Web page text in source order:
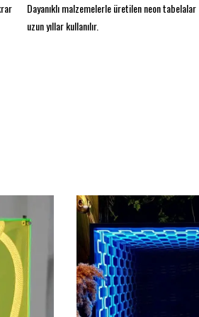
İnek - Neon Tabela
24 x 14.5 in (60
Renk:Sarı ve pembe
Dayanıklı malzemelerle üretilen neon tabelalar
uzun yıllar kullanılır.